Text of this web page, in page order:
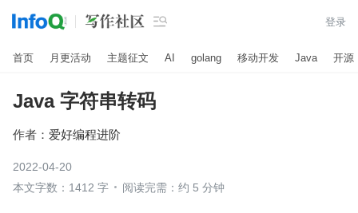
 登录
首页 月更活动 主题征文 AI golang 移动开发 Java 开源
Java 字符串转码
作者： 爱好编程进阶
2022-04-20
本文字数：1412 字
阅读完需：约 5 分钟